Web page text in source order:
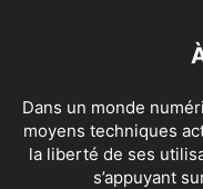
Dans un monde
moyens techniques
la liberté de ses
s’appuyant